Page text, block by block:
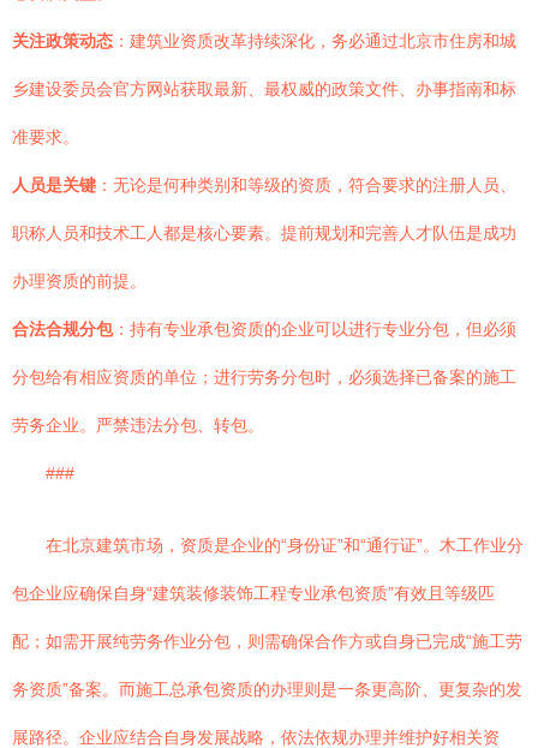
关注政策动态 ：建筑业资质改革持续深化，务必通过北京市住房和城
乡建设委员会官方网站获取最新、最权威的政策文件、办事指南和标
准要求。
人员是关键 ：无论是何种类别和等级的资质，符合要求的注册人员、
职称人员和技术工人都是核心要素。提前规划和完善人才队伍是成功
办理资质的前提。
合法合规分包：持有专业承包资质的企业可以进行专业分包，但必须
分包给有相应资质的单位；进行劳务分包时，必须选择已备案的施工
劳务企业。严禁违法分包、转包。
###
在北京建筑市场，资质是企业的“身份证”和“通行证”。木工作业分
包企业应确保自身“建筑装修装饰工程专业承包资质”有效且等级匹
配；如需开展纯劳务作业分包，则需确保合作方或自身已完成“施工劳
务资质”备案。而施工总承包资质的办理则是一条更高阶、更复杂的发
展路径。企业应结合自身发展战略，依法依规办理并维护好相关资